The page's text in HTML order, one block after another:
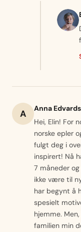
A Anna
Hei, Elin! For
norske epler
fulgt deg i
inspirert! Nå
7 måneder
ikke være til
har begynt å
spesielt
hjemme.
familien min